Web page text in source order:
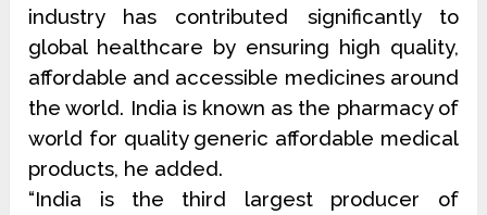
industry has contributed significantly to
global healthcare by ensuring high quality,
affordable and accessible medicines around
the world. India is known as the pharmacy of
world for quality generic affordable medical
products, he added.
“India is the third largest producer of